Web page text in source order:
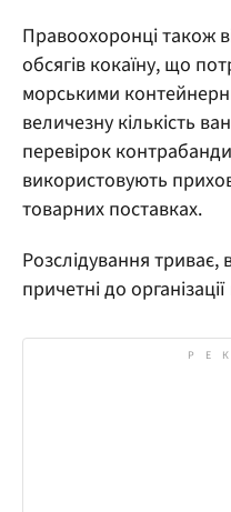
Правоохоронці також
обсягів кокаїну, що
морськими
величезну кількість
перевірок
використовують
товарних поставках.
Розслідування триває,
причетні до